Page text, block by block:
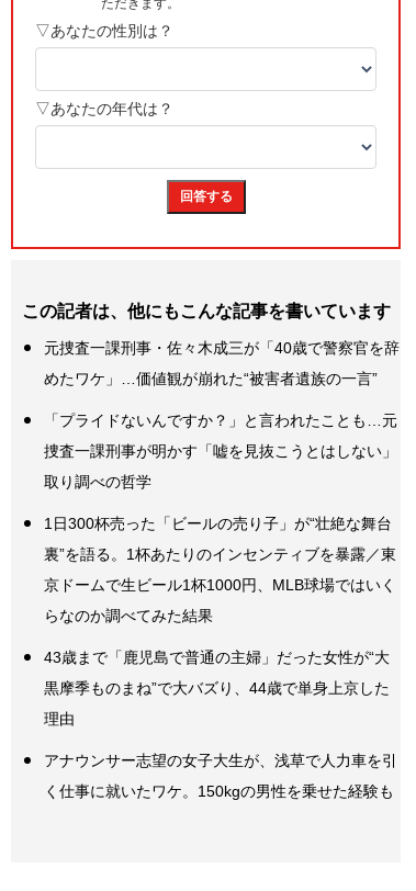
この記者は、他にもこんな記事を書いています
元捜査一課刑事・佐々木成三が「40歳で警察官を辞
めたワケ」…価値観が崩れた“被害者遺族の一言”
「プライドないんですか？」と言われたことも…元
捜査一課刑事が明かす「嘘を見抜こうとはしない」
取り調べの哲学
1日300杯売った「ビールの売り子」が“壮絶な舞台
裏”を語る。1杯あたりのインセンティブを暴露／東
京ドームで生ビール1杯1000円、MLB球場ではいく
らなのか調べてみた結果
43歳まで「鹿児島で普通の主婦」だった女性が“大
黒摩季ものまね”で大バズり、44歳で単身上京した
理由
アナウンサー志望の女子大生が、浅草で人力車を引
く仕事に就いたワケ。150kgの男性を乗せた経験も